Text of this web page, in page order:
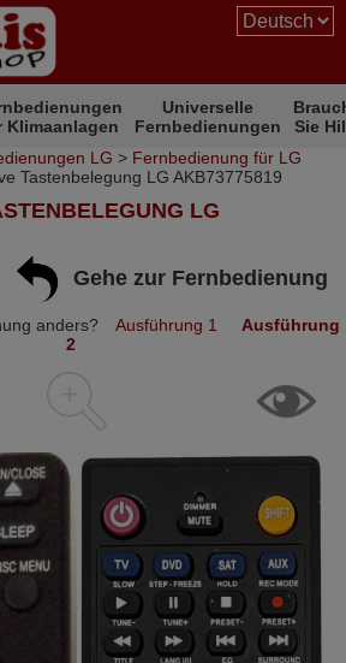
Klimaanlagen
Universelle
Fernbedienungen
Sie
LG > Fernbedienung für LG
Tastenbelegung LG AKB73775819
LG
Gehe zur Fernbedienung
anders? Ausführung 1
Ausführung
2